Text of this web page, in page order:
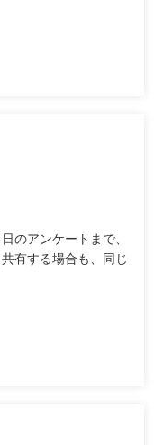
のアンケートまで、
有する場合も、同じ